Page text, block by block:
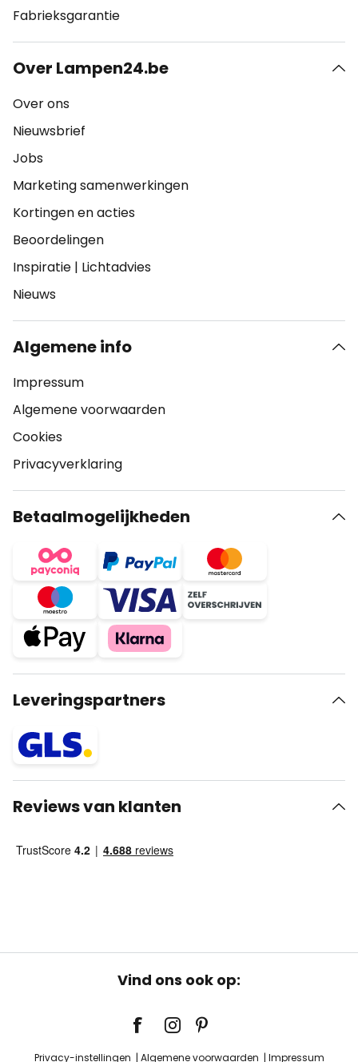
Fabrieksgarantie
Over Lampen24.be
Over ons
Nieuwsbrief
Jobs
Marketing samenwerkingen
Kortingen en acties
Beoordelingen
Inspiratie | Lichtadvies
Nieuws
Algemene info
Impressum
Algemene voorwaarden
Cookies
Privacyverklaring
Betaalmogelijkheden
Leveringspartners
Reviews van klanten
Vind ons ook op:
Privacy-instellingen Algemene voorwaarden Impressum